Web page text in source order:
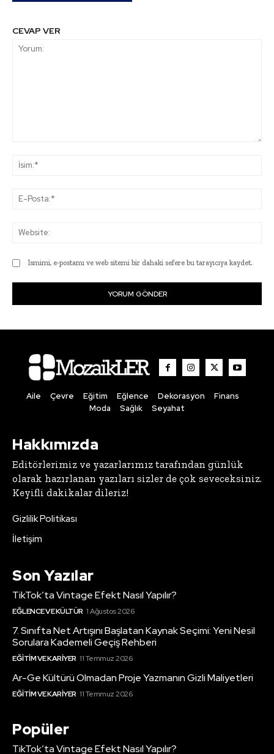
CEVAP VER
Ismimi, e-postamı ve web sitemi bir dahaki sefere bu tarayıcıya kaydet.
Aile Çevre Eğitim Eğlence Dekorasyon
Finans
Moda
Sağlık Seyahat
Hakkımızda
Editörlerimiz ve yazarlarımız tarafından günlük
olarak hazırlanan yazıları sizler de çok seveceksiniz.
Keyifli dakikalar dileriz!
Gizlilik Politikası
İletişim
Son Yazılar
TikTok’ta Vintage Efekt Nasıl Yapılır?
EĞLENCE VE KÜLTÜR 1 Ağustos 2026
7. Sınıfta Net Artışını Başlatan Kaynak Seçimi: Yeni Nesil
Sorulara Kademeli Geçiş Rehberi
EĞITIM VE KARIYER 11 Temmuz 2026
Ar-Ge Kültürü Olmadan Proje Yazmanın Gizli Maliyetleri
EĞITIM VE KARIYER 11 Temmuz 2026
Popüler
TikTok’ta Vintage Efekt Nasıl Yapılır?